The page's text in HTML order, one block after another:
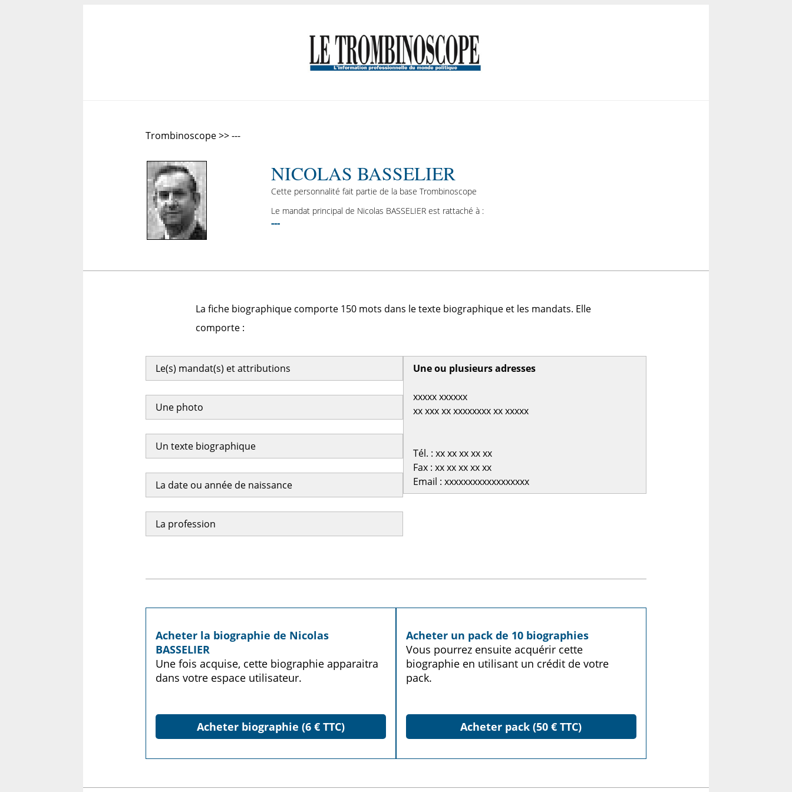
Trombinoscope >> ---
NICOLAS BASSELIER
Cette personnalité fait partie de la base Trombinoscope
Le mandat principal de Nicolas BASSELIER est rattaché à :
---
La fiche biographique comporte 150 mots dans le texte biographique et les mandats. Elle
comporte :
Le(s) mandat(s) et attributions
Une photo
Un texte biographique
La date ou année de naissance
La profession
Une ou plusieurs adresses
xxxxx xxxxxx
xx xxx xx xxxxxxxx xx xxxxx
Tél. : xx xx xx xx xx
Fax : xx xx xx xx xx
Email : xxxxxxxxxxxxxxxxxx
Acheter la biographie de Nicolas
BASSELIER
Une fois acquise, cette biographie apparaitra
dans votre espace utilisateur.
Acheter biographie (6 € TTC)
Acheter un pack de 10 biographies
Vous pourrez ensuite acquérir cette
biographie en utilisant un crédit de votre
pack.
Acheter pack (50 € TTC)